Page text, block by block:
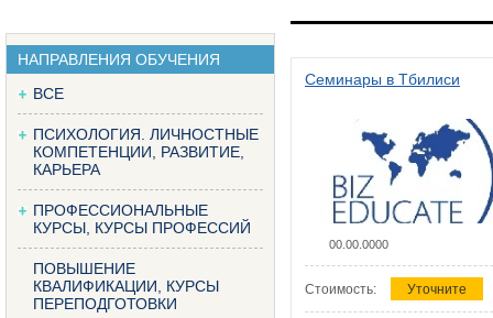
НАПРАВЛЕНИЯ ОБУЧЕНИЯ
ВСЕ
ПСИХОЛОГИЯ. ЛИЧНОСТНЫЕ
КОМПЕТЕНЦИИ, РАЗВИТИЕ,
КАРЬЕРА
ПРОФЕССИОНАЛЬНЫЕ
КУРСЫ, КУРСЫ ПРОФЕССИЙ
ПОВЫШЕНИЕ
КВАЛИФИКАЦИИ, КУРСЫ
ПЕРЕПОДГОТОВКИ
Семинары в Тбилиси
00.00.0000
Стоимость: Уточните